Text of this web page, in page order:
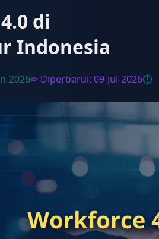
di
Indonesia
2026✏ Diperbarui: 09-Jul-2026⏱